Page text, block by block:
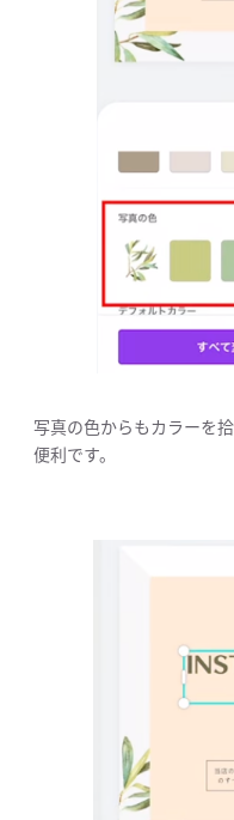
写真の色からもカラーを
便利です。